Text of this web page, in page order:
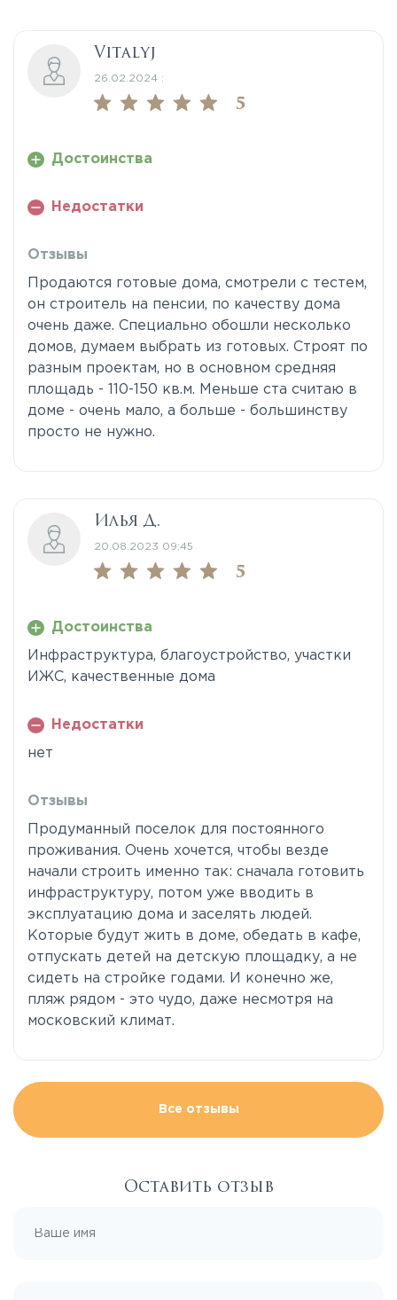
Vitalyj
26.02.2024 :
5
Достоинства
Недостатки
Отзывы
Продаются готовые дома, смотрели с тестем,
он строитель на пенсии, по качеству дома
очень даже. Специально обошли несколько
домов, думаем выбрать из готовых. Строят по
разным проектам, но в основном средняя
площадь - 110-150 кв.м. Меньше ста считаю в
доме - очень мало, а больше - большинству
просто не нужно.
Илья Д.
20.08.2023 09:45
5
Достоинства
Инфраструктура, благоустройство, участки
ИЖС, качественные дома
Недостатки
нет
Отзывы
Продуманный поселок для постоянного
проживания. Очень хочется, чтобы везде
начали строить именно так: сначала готовить
инфраструктуру, потом уже вводить в
эксплуатацию дома и заселять людей.
Которые будут жить в доме, обедать в кафе,
отпускать детей на детскую площадку, а не
сидеть на стройке годами. И конечно же,
пляж рядом - это чудо, даже несмотря на
московский климат.
Все отзывы
Оставить отзыв